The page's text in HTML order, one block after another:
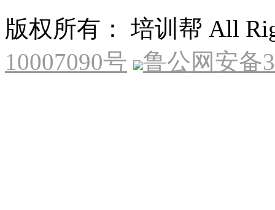
版权所有： 培训帮 All
10007090号
鲁公网安备